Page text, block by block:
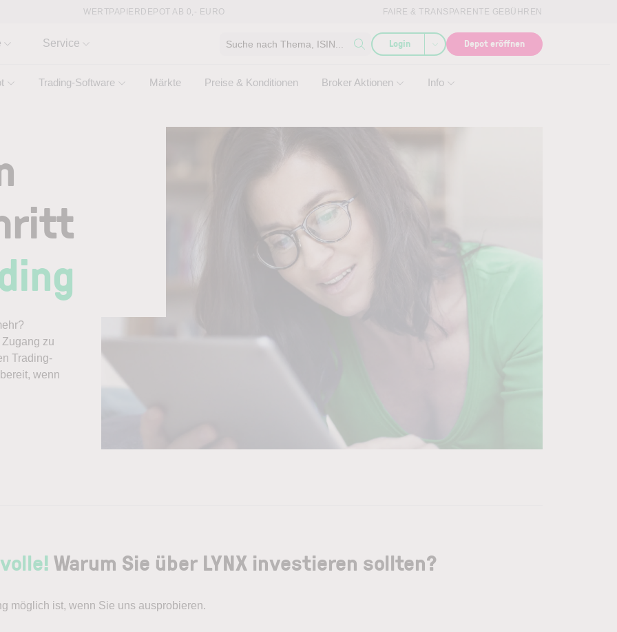
WERTPAPIERDEPOT AB 0,- EURO FAIRE & TRANSPARENTE GEBÜHREN
Trading-Software Märkte Preise & Konditionen Broker Aktionen Info
Service Suche nach Thema, ISIN... Login Depot eröffnen
zu
Trading-
wenn
Warum Sie über LYNX investieren sollten?
möglich ist, wenn Sie uns ausprobieren.